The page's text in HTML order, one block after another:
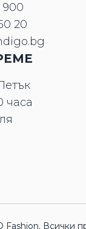
20
часа
Fashion. Всички